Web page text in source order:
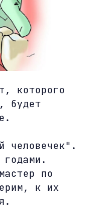
которого
будет
человечек".
по
к их